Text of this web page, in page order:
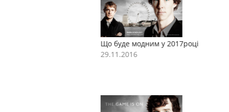
Що буде модним у 2017році